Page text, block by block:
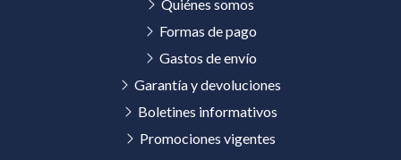
Quiénes somos
Formas de pago
Gastos de envío
Garantía y devoluciones
Boletines informativos
Promociones vigentes